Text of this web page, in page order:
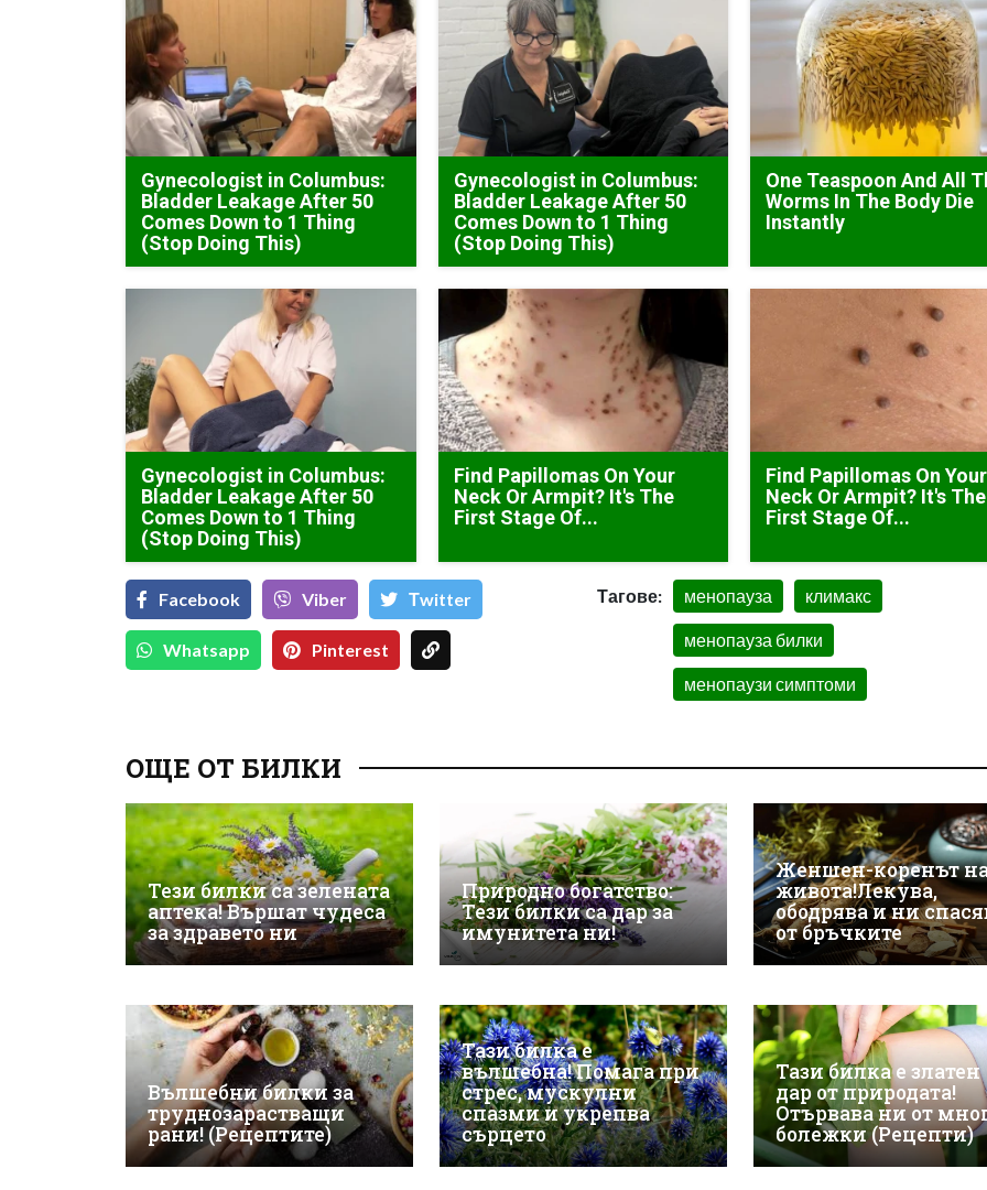
Gynecologist in Columbus:
Bladder Leakage After 50
Comes Down to 1 Thing
(Stop Doing This)
Gynecologist in Columbus:
Bladder Leakage After 50
Comes Down to 1 Thing
(Stop Doing This)
One Teaspoon And All
Worms In The Body Die
Instantly
Gynecologist in Columbus:
Bladder Leakage After 50
Comes Down to 1 Thing
(Stop Doing This)
Find Papillomas On Your
Neck Or Armpit? It's The
First Stage Of...
Find Papillomas On Your
Neck Or Armpit? It's The
First Stage Of...
Facebook Viber Тwitter
Whatsapp Pinterest
Тагове: менопауза климакс
менопауза билки
менопаузи симптоми
ОЩЕ ОТ БИЛКИ
Тези билки са зелената
аптека! Вършат чудеса
за здравето ни
Природно богатство:
Тези билки са дар за
имунитета ни!
Женшен-коренът
живота!Лекува,
ободрява и ни
от бръчките
Вълшебни билки за
труднозарастващи
рани! (Рецептите)
Тази билка е
вълшебна! Помага при
стрес, мускулни
спазми и укрепва
сърцето
Тази билка е златен
дар от природата!
Отървава ни от
болежки (Рецепти)